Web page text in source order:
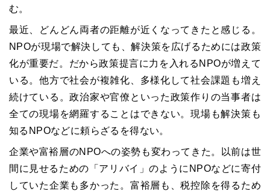
む。
最近、どんどん両者の距離が近くなってきたと感じる。
NPOが現場で解決しても、解決策を広げるためには政策
化が重要だ。だから政策提言に力を入れるNPOが増えて
いる。他方で社会が複雑化、多様化して社会課題も増え
続けている。政治家や官僚といった政策作りの当事者は
全ての現場を網羅することはできない。現場も解決策も
知るNPOなどに頼らざるを得ない。
企業や富裕層のNPOへの姿勢も変わってきた。以前は世
間に見せるための「アリバイ」のようにNPOなどに寄付
していた企業も多かった。富裕層も、税控除を得るため